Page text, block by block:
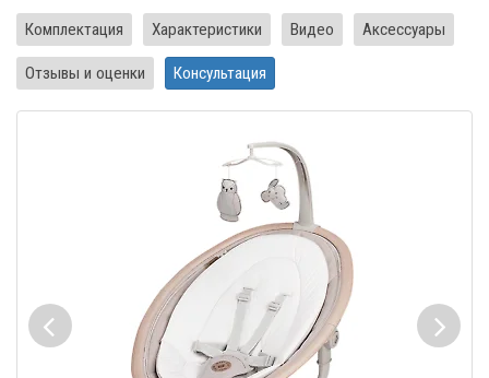
Комплектация Характеристики Видео Аксессуары
Отзывы и оценки Консультация